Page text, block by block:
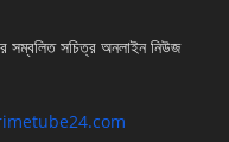
সম্বলিত সচিত্র অনলাইন নিউজ